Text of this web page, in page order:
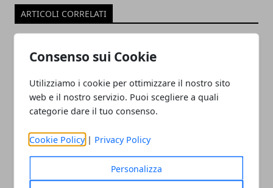
Consenso sui Cookie
Utilizziamo i cookie per ottimizzare il nostro sito
web e il nostro servizio. Puoi scegliere a quali
categorie dare il tuo consenso.
Cookie Policy | Privacy Policy
Personalizza
ARTICOLI CORRELATI
I migliori lavori da fare da casa nel 2025